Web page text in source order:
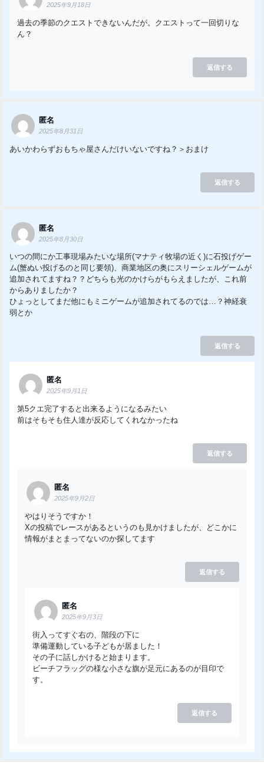
2025年9月18日
過去の季節のクエストできないんだが。クエストって一回切りな
ん？
返信する
匿名
2025年8月31日
あいかわらずおもちゃ屋さんだけいないですね？＞おまけ
返信する
匿名
2025年8月30日
いつの間にか工事現場みたいな場所(マナティ牧場の近く)に石投げゲー
ム(蟹ぬい投げるのと同じ要領)、商業地区の奥にスリーシェルゲームが
追加されてますね？？どちらも光のかけらがもらえましたが、これ前
からありましたか？
ひょっとしてまだ他にもミニゲームが追加されてるのでは…？神経衰
弱とか
返信する
匿名
2025年9月1日
第5クエ完了すると出来るようになるみたい
前はそもそも住人達が反応してくれなかったね
返信する
匿名
2025年9月2日
やはりそうですか！
Xの投稿でレースがあるというのも見かけましたが、どこかに
情報がまとまってないのか探してます
返信する
匿名
2025年9月3日
街入ってすぐ右の、階段の下に
準備運動している子どもが居ました！
その子に話しかけると始まります。
ビーチフラッグの様な小さな旗が足元にあるのが目印で
す。
返信する